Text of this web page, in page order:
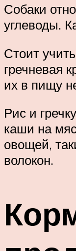
Собаки
углеводы.
Стоит
гречневая
их в пищу
Рис и
каши на
овощей,
волокон.